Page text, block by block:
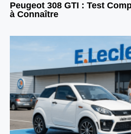
Peugeot 308 GTI : Test
à Connaître